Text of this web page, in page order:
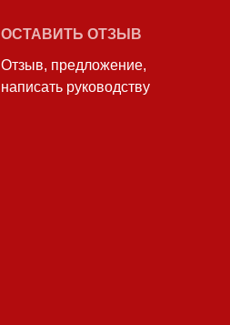
ОСТАВИТЬ ОТЗЫВ
Отзыв, предложение,
написать руководству